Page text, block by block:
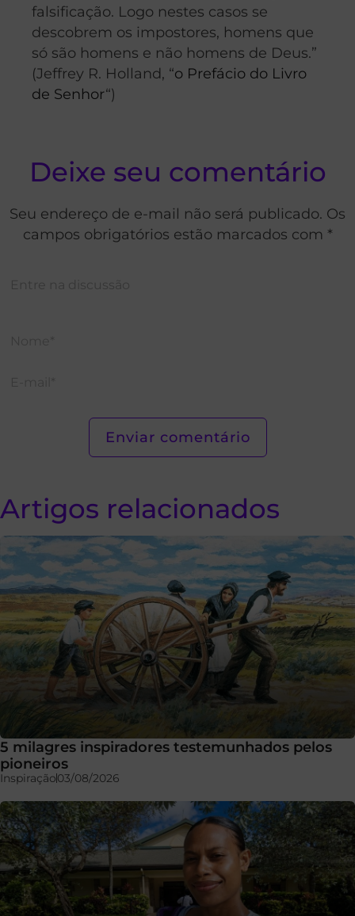
falsificação. Logo nestes casos se
descobrem os impostores, homens que
só são homens e não homens de Deus.”
(Jeffrey R. Holland, “o Prefácio do Livro
de Senhor“)
Deixe seu comentário
Seu endereço de e-mail não será publicado. Os
campos obrigatórios estão marcados com *
Artigos relacionados
5 milagres inspiradores testemunhados pelos
pioneiros
Inspiração03/08/2026